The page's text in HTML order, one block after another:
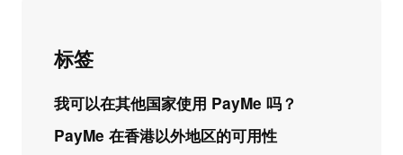
标签
我可以在其他国家使用 PayMe 吗？
PayMe 在香港以外地区的可用性